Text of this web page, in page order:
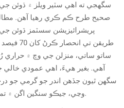
سگهجي ته اهي سٽير ويلز ۾ ڌوئن
صحيح طرح ڪم ڪري رهيا آهن.
پريشرائيزيشن سسٽمز ڌوئن
طريقن
ساتو ساتي، منزلن جي وچ ۾ حراري
آهي. بغير هيءَ، اهي عمودي
وڃي، جيڪو سنگين اگن ۾ تمام چاٻي وقت ۾ ٿي سگهي ٿو.